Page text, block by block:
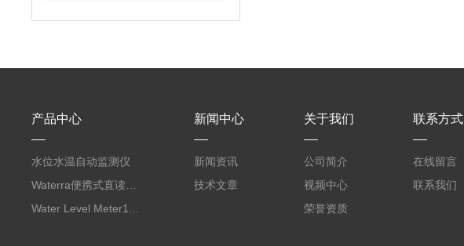
产品中心
水位水温自动监测仪
新闻中心
新闻资讯
技术文章
关于我们
公司简介
视频中心
荣誉资质
联系方式
在线留言
联系我们